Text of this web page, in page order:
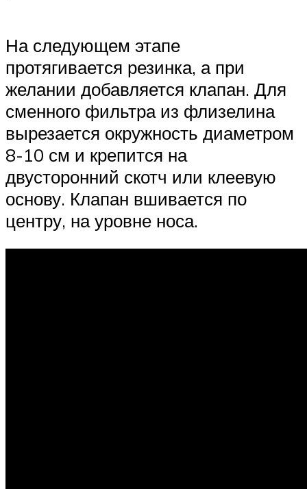
На следующем этапе
протягивается резинка, а при
желании добавляется клапан. Для
сменного фильтра из флизелина
вырезается окружность диаметром
8-10 см и крепится на
двусторонний скотч или клеевую
основу. Клапан вшивается по
центру, на уровне носа.